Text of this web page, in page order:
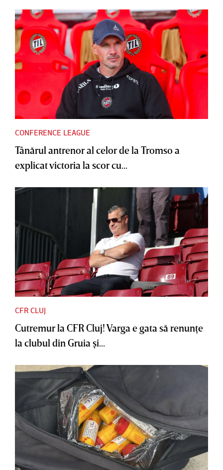
CONFERENCE LEAGUE
Tânărul antrenor al celor de la Tromso a
explicat victoria la scor cu...
CFR CLUJ
Cutremur la CFR Cluj! Varga e gata să renunţe
la clubul din Gruia şi...